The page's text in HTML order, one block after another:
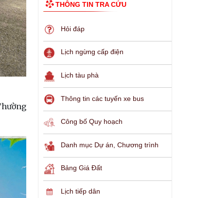
THÔNG TIN TRA CỨU
Hỏi đáp
Lịch ngừng cấp điện
Lịch tàu phà
Thông tin các tuyến xe bus
Công bố Quy hoạch
Danh mục Dự án, Chương trình
Bảng Giá Đất
Lịch tiếp dân